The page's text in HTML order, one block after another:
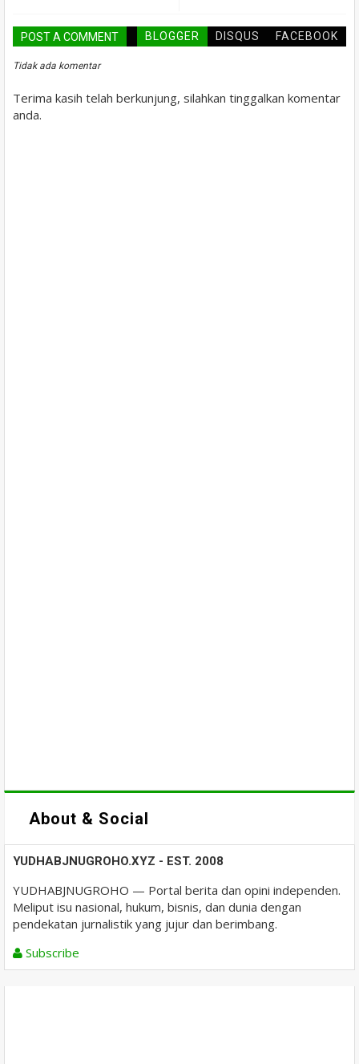
POST A COMMENT BLOGGER DISQUS FACEBOOK
Tidak ada komentar
Terima kasih telah berkunjung, silahkan tinggalkan komentar
anda.
About & Social
YUDHABJNUGROHO.XYZ - EST. 2008
YUDHABJNUGROHO — Portal berita dan opini independen.
Meliput isu nasional, hukum, bisnis, dan dunia dengan
pendekatan jurnalistik yang jujur dan berimbang.
Subscribe